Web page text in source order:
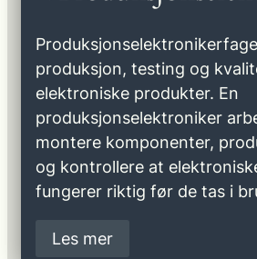
produksjon, testing og
elektroniske produkter. En
produksjonselektroniker
montere komponenter,
og kontrollere at
fungerer riktig før de tas i
Les mer